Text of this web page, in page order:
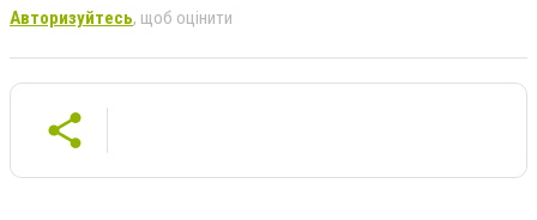
Авторизуйтесь, щоб оцінити